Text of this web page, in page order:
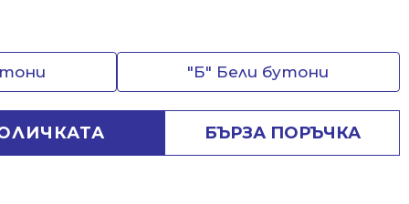
"Б" Бели бутони
БЪРЗА ПОРЪЧКА